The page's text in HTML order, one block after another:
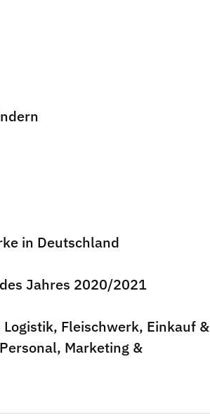
in Deutschland
Jahres 2020/2021
Fleischwerk, Einkauf &
Marketing &